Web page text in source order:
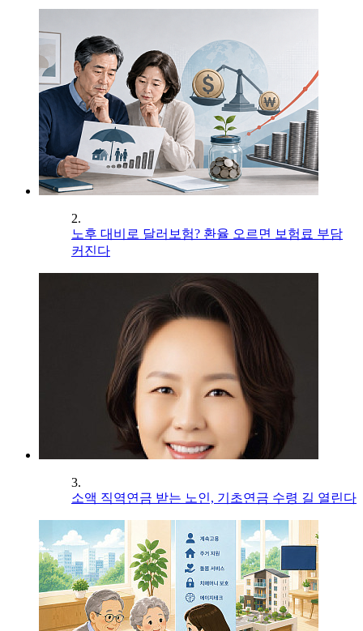
2.
노후 대비로 달러보험? 환율 오르면 보험료 부담
커진다
3.
소액 직역연금 받는 노인, 기초연금 수령 길 열린다